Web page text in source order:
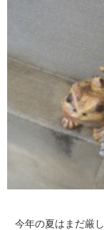
今年の夏はまだ厳